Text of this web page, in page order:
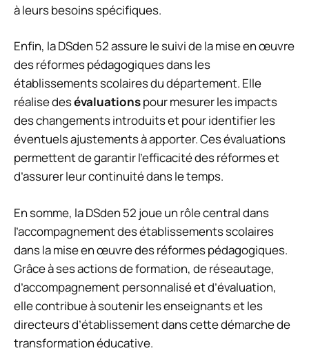
à leurs besoins spécifiques.
Enfin, la DSden 52 assure le suivi de la mise en œuvre
des réformes pédagogiques dans les
établissements scolaires du département. Elle
réalise desévaluationspour mesurer les impacts
des changements introduits et pour identifier les
éventuels ajustements à apporter. Ces évaluations
permettent de garantir l’efficacité des réformes et
d’assurer leur continuité dans le temps.
En somme, la DSden 52 joue un rôle central dans
l’accompagnement des établissements scolaires
dans la mise en œuvre des réformes pédagogiques.
Grâce à ses actions de formation, de réseautage,
d’accompagnement personnalisé et d’évaluation,
elle contribue à soutenir les enseignants et les
directeurs d’établissement dans cette démarche de
transformation éducative.